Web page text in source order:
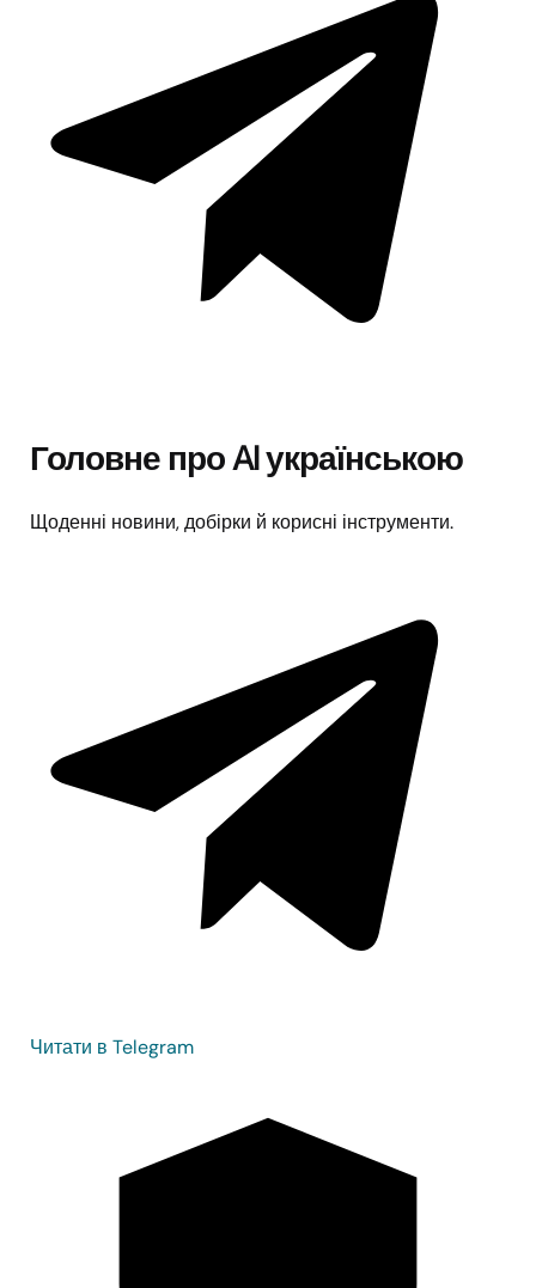
Головне про AI українською
Щоденні новини, добірки й корисні інструменти.
Читати в Telegram